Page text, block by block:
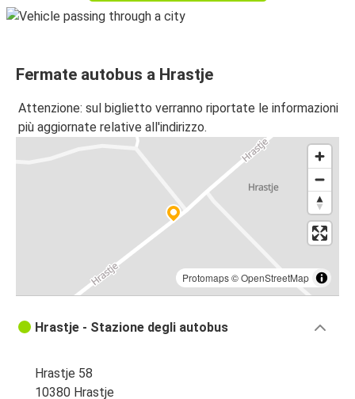
Fermate autobus a Hrastje
Attenzione: sul biglietto verranno riportate le informazioni
più aggiornate relative all'indirizzo.
Protomaps©OpenStreetMap
Hrastje - Stazione degli autobus
Hrastje 58
10380 Hrastje